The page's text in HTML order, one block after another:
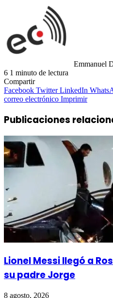
Emmanuel
6 1 minuto de lectura
Compartir
Facebook Twitter LinkedIn
correo electrónico Imprimir
Publicaciones
Lionel Messi llegó a
su padre Jorge
8 agosto, 2026